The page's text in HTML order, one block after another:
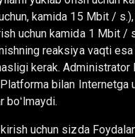
kamida 15 Mbit /
uchun kamida 1 Mbit /
reaksiya vaqti
kerak. Administrator
bilan Internetga
boʻlmaydi.
uchun sizda